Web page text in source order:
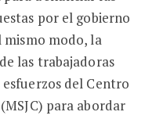
por el gobierno
mismo modo, la
las trabajadoras
del Centro
para abordar